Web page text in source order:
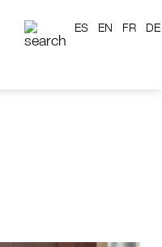
ES EN FR DE